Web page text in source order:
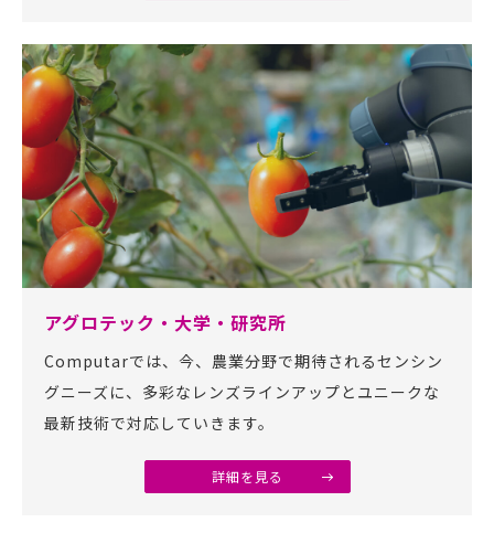
アグロテック・大学・研究所
Computarでは、今、農業分野で期待されるセンシン
グニーズに、多彩なレンズラインアップとユニークな
最新技術で対応していきます。
詳細を見る